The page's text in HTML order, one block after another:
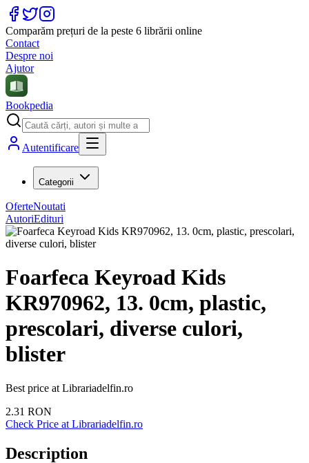
Comparăm prețuri de la peste 6 librării online
Contact
Despre noi
Ajutor
Bookpedia
Autentificare
Categorii
OferteNoutati
AutoriEdituri
Foarfeca Keyroad Kids
KR970962, 13. 0cm, plastic,
prescolari, diverse culori,
blister
Best price at Librariadelfin.ro
2.31 RON
Check Price at Librariadelfin.ro
Description